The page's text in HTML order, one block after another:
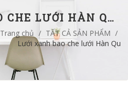
LƯỚI XANH BAO CHE LƯỚI HÀN QUỐC
Trang chủ / TẤT CẢ SẢN PHẨM /
Lưới xanh bao che lưới Hàn Quốc